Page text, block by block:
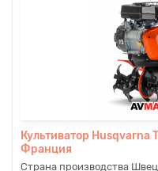
Культиватор
Франция
Страна производства